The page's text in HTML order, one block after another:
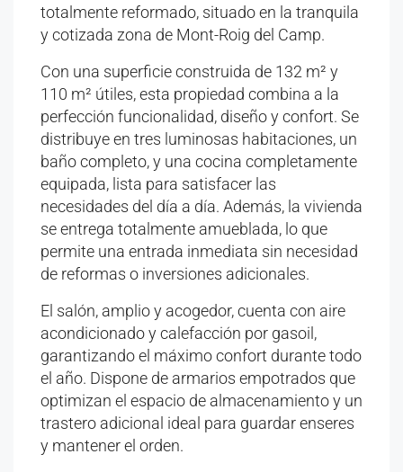
totalmente reformado, situado en la tranquila
y cotizada zona de Mont-Roig del Camp.
Con una superficie construida de 132 m² y
110 m² útiles, esta propiedad combina a la
perfección funcionalidad, diseño y confort. Se
distribuye en tres luminosas habitaciones, un
baño completo, y una cocina completamente
equipada, lista para satisfacer las
necesidades del día a día. Además, la vivienda
se entrega totalmente amueblada, lo que
permite una entrada inmediata sin necesidad
de reformas o inversiones adicionales.
El salón, amplio y acogedor, cuenta con aire
acondicionado y calefacción por gasoil,
garantizando el máximo confort durante todo
el año. Dispone de armarios empotrados que
optimizan el espacio de almacenamiento y un
trastero adicional ideal para guardar enseres
y mantener el orden.